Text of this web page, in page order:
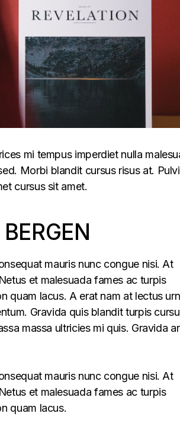
mi tempus imperdiet nulla
Morbi blandit cursus risus at.
cursus sit amet.
mauris nunc congue nisi. At
et malesuada fames ac turpis
quam lacus. A erat nam at lectus
Gravida quis blandit turpis
massa ultricies mi quis. Gravida
mauris nunc congue nisi. At
et malesuada fames ac turpis
quam lacus.